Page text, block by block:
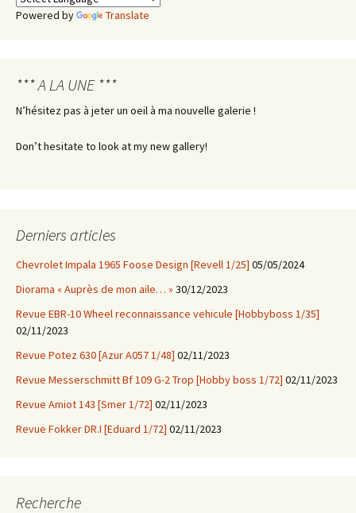
Powered by Translate
*** A LA UNE ***
N’hésitez pas à jeter un oeil à ma nouvelle galerie !
Don’t hesitate to look at my new gallery!
Derniers articles
Chevrolet Impala 1965 Foose Design [Revell 1/25] 05/05/2024
Diorama « Auprès de mon aile… » 30/12/2023
Revue EBR-10 Wheel reconnaissance vehicule [Hobbyboss 1/35]
02/11/2023
Revue Potez 630 [Azur A057 1/48] 02/11/2023
Revue Messerschmitt Bf 109 G-2 Trop [Hobby boss 1/72] 02/11/2023
Revue Amiot 143 [Smer 1/72] 02/11/2023
Revue Fokker DR.I [Eduard 1/72] 02/11/2023
Recherche